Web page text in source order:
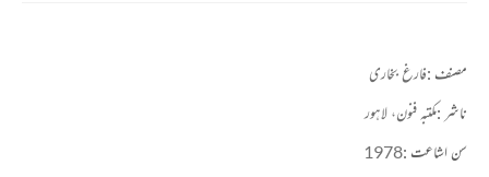
مصنف :فارغ بخاری
ناشر :مکتبہ فنون، لاہور
سن اشاعت :1978